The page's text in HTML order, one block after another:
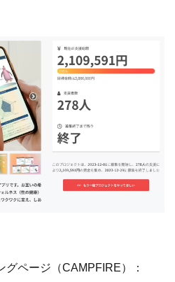
ページ（CAMPFIRE）：